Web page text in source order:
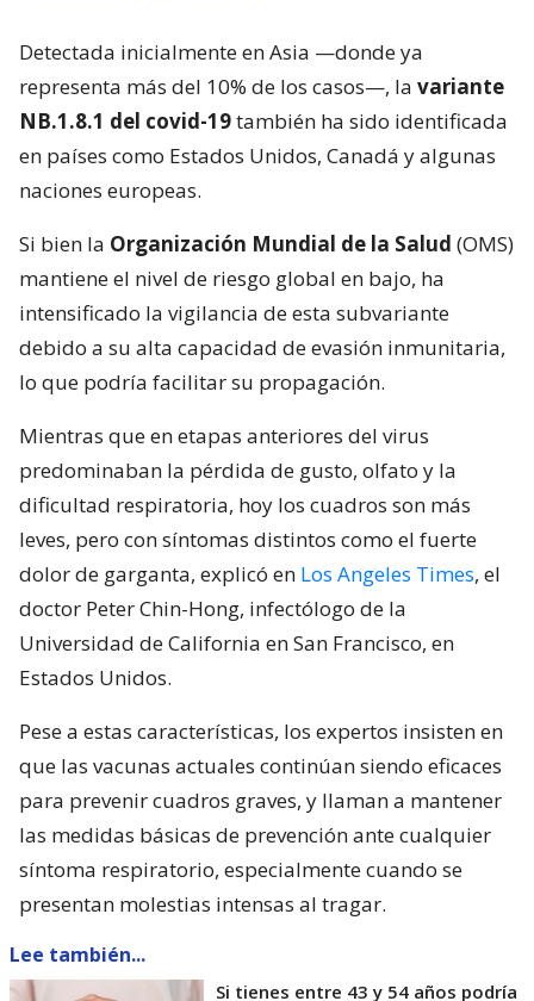
Detectada inicialmente en Asia —donde ya
representa más del 10% de los casos—, la variante
NB.1.8.1 del covid-19también ha sido identificada
en países como Estados Unidos, Canadá y algunas
naciones europeas.
Si bien la Organización Mundial de la Salud (OMS)
mantiene el nivel de riesgo global en bajo, ha
intensificado la vigilancia de esta subvariante
debido a su alta capacidad de evasión inmunitaria,
lo que podría facilitar su propagación.
Mientras que en etapas anteriores del virus
predominaban la pérdida de gusto, olfato y la
dificultad respiratoria, hoy los cuadros son más
leves, pero con síntomas distintos como el fuerte
dolor de garganta, explicó en Los Angeles Times, el
doctor Peter Chin-Hong, infectólogo de la
Universidad de California en San Francisco, en
Estados Unidos.
Pese a estas características, los expertos insisten en
que las vacunas actuales continúan siendo eficaces
para prevenir cuadros graves, y llaman a mantener
las medidas básicas de prevención ante cualquier
síntoma respiratorio, especialmente cuando se
presentan molestias intensas al tragar.
Lee también...
Si tienes entre 43 y 54 años podría